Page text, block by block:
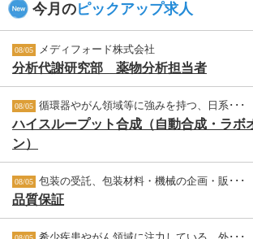
今月のピックアップ求人
08/05 メディフォード株式会社
分析代謝研究部 薬物分析担当者
08/05 循環器やがん領域等に強みを持つ、日系･･･
ハイスループット合成（自動合成・ラボ
ン）
08/05 包装の受託、包装材料・機械の企画・販･･･
品質保証